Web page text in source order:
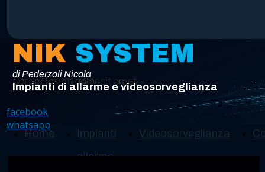
NIK SYSTEM
di Pederzoli Nicola
Impianti di allarme e videosorveglianza
Lorem Ipsum dolor sit amet
facebook
whatsapp
Home
Impianti
allarme
Videosorveglianza